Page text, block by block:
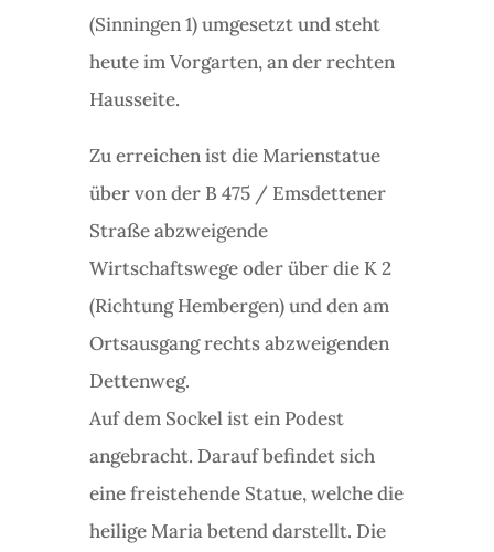
(Sinningen 1) umgesetzt und steht
heute im Vorgarten, an der rechten
Hausseite.
Zu erreichen ist die Marienstatue
über von der B 475 / Emsdettener
Straße abzweigende
Wirtschaftswege oder über die K 2
(Richtung Hembergen) und den am
Ortsausgang rechts abzweigenden
Dettenweg.
Auf dem Sockel ist ein Podest
angebracht. Darauf befindet sich
eine freistehende Statue, welche die
heilige Maria betend darstellt. Die